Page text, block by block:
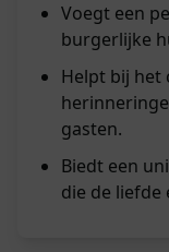
Voegt een
burgerlijke
Helpt bij het
gasten.
Biedt een
die de